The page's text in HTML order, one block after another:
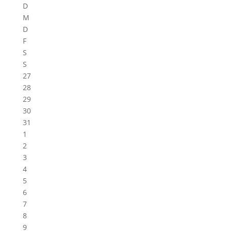
D
M
D
F
S
S
27
28
29
30
31
1
2
3
4
5
6
7
8
9